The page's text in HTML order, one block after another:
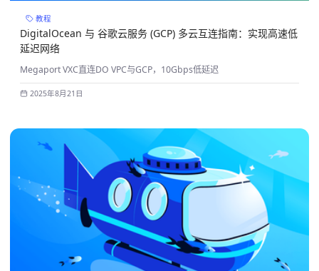
教程
DigitalOcean 与 谷歌云服务 (GCP) 多云互连指南：实现高速低
延迟网络
Megaport VXC直连DO VPC与GCP，10Gbps低延迟
2025年8月21日